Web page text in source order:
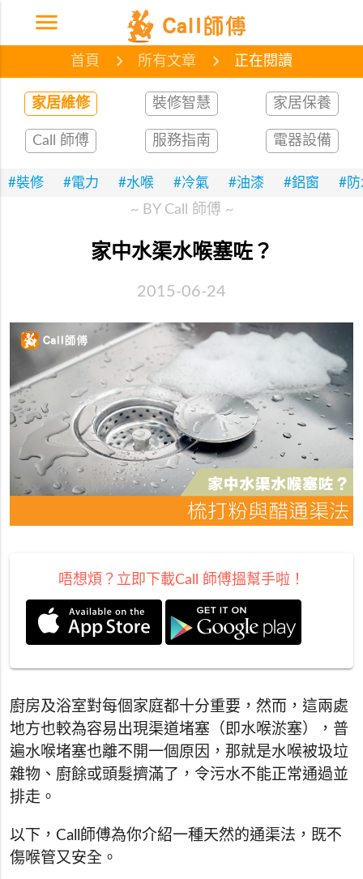
menu 首頁 網誌 文章
首頁 所有文章 正在閱讀
家居維修 裝修智慧 家居保養
Call 師傅 服務指南 電器設備
#裝修 #電力 #水喉 #冷氣 #油漆 #鋁窗 #防
~ BY Call 師傅 ~
家中水渠水喉塞咗？
2015-06-24
唔想煩？立即下載Call 師傅搵幫手啦！
廚房及浴室對每個家庭都十分重要，然而，這兩處
地方也較為容易出現渠道堵塞（即水喉淤塞），普
遍水喉堵塞也離不開一個原因，那就是水喉被圾垃
雜物、廚餘或頭髮擠滿了，令污水不能正常通過並
排走。
以下，Call師傅為你介紹一種天然的通渠法，既不
傷喉管又安全。